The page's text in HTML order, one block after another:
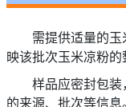
需提供适量的
映该批次玉米凉粉的
样品应密封包
的来源、批次等信息。